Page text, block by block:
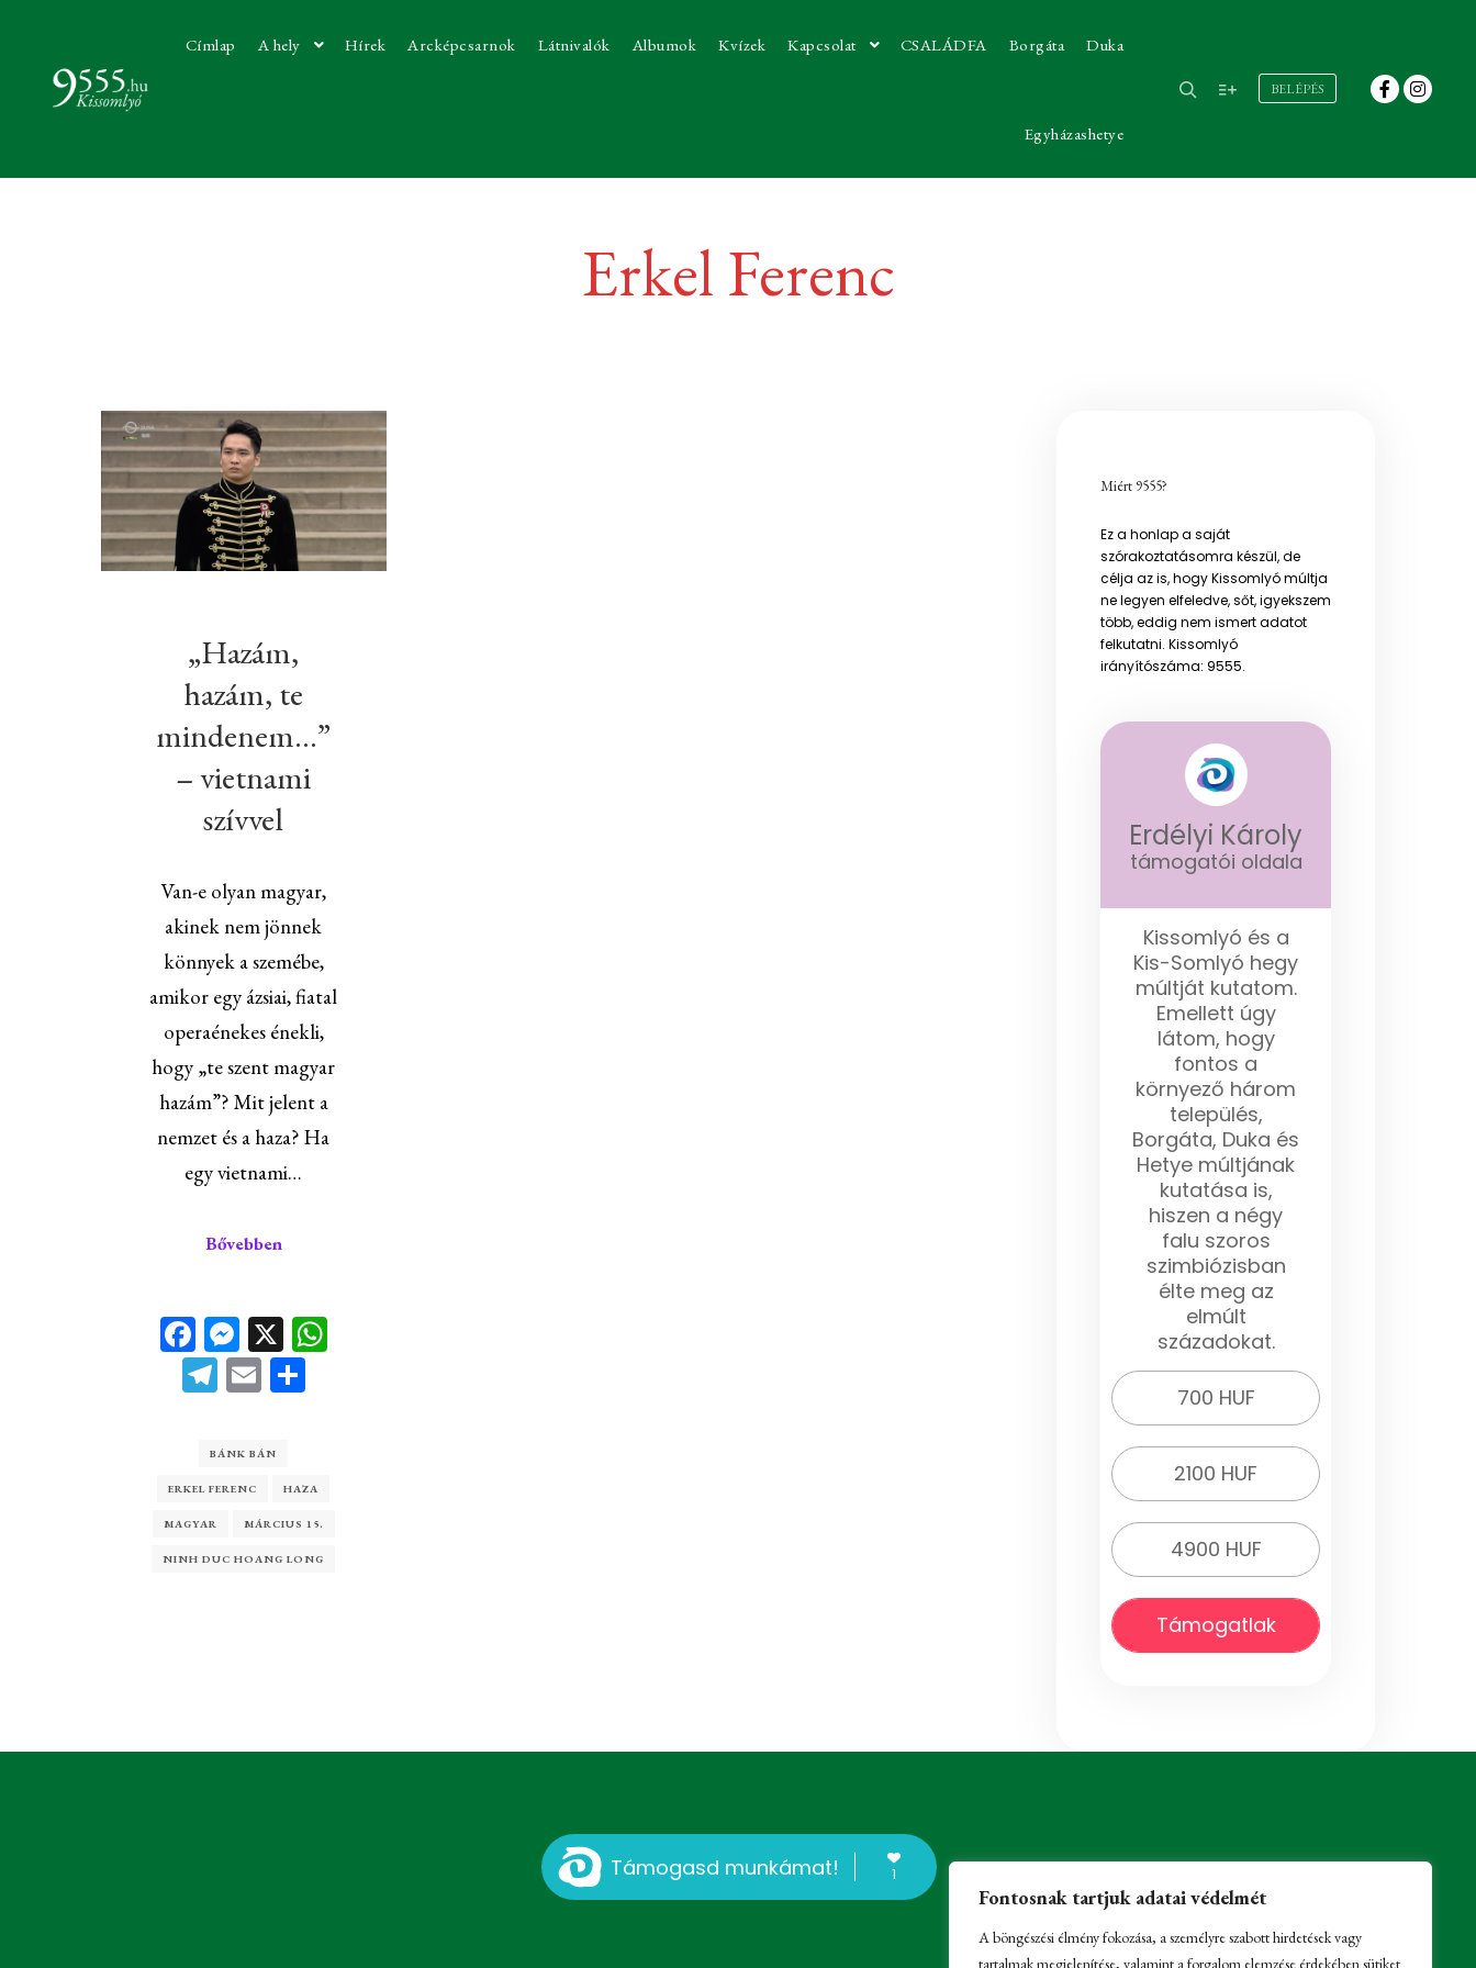
Fontosnak tartjuk adatai védelmét
A böngészési élmény fokozása, a személyre szabott hirdetések vagy
tartalmak megjelenítése, valamint a forgalom elemzése érdekében sütiket
Címlap A hely Hírek Arcképcsarnok Látnivalók Albumok Kvízek Kapcsolat CSALÁDFA Borgáta Duka
Egyházashetye
BELÉPÉS
Erkel Ferenc
„Hazám,
hazám, te
mindenem…”
– vietnami
szívvel
Van-e olyan magyar,
akinek nem jönnek
könnyek a szemébe,
amikor egy ázsiai, fiatal
operaénekes énekli,
hogy „te szent magyar
hazám”? Mit jelent a
nemzet és a haza? Ha
egy vietnami…
Bővebben
Facebook
Messenger
X WhatsApp
Telegram
EmailOssza
BÁNK BÁN
ERKEL FERENC HAZA
MAGYAR MÁRCIUS 15.
NINH DUC HOANG LONG
Miért 9555?
Ez a honlap a saját
szórakoztatásomra készül, de
célja az is, hogy Kissomlyó múltja
ne legyen elfeledve, sőt, igyekszem
több, eddig nem ismert adatot
felkutatni. Kissomlyó
irányítószáma: 9555.
Erdélyi Károly
támogatói oldala
Kissomlyó és a
Kis-Somlyó hegy
múltját kutatom.
Emellett úgy
látom, hogy
fontos a
környező három
település,
Borgáta, Duka és
Hetye múltjának
kutatása is,
hiszen a négy
falu szoros
szimbiózisban
élte meg az
elmúlt
századokat.
700 HUF
2100 HUF
4900 HUF
Támogatlak
Támogasd munkámat! 1